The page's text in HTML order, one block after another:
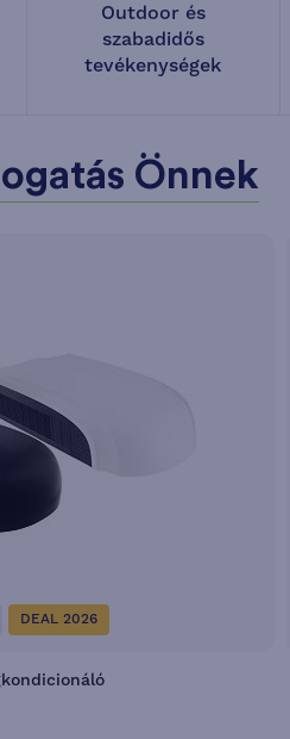
Outdoor és
szabadidős
tevékenységek
Önnek
DEAL 2026